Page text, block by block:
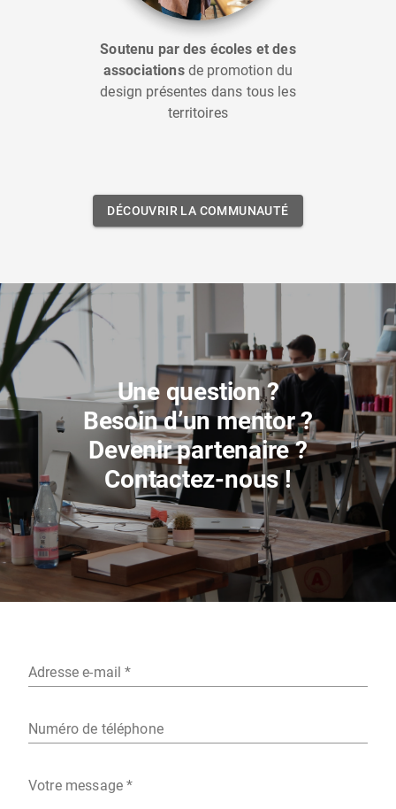
Soutenu par des écoles et des
associationsde promotion du
design présentes dans tous les
territoires
DÉCOUVRIR LA COMMUNAUTÉ
Une question ?
Besoin d’un mentor ?
Devenir partenaire ?
Contactez-nous !
Adresse e-mail *
Numéro de téléphone
Votre message *